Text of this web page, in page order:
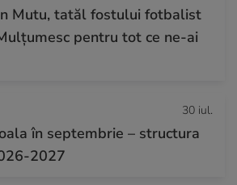
Mutu, tatăl fostului fotbalist
pentru tot ce ne-ai
30 iul.
în septembrie – structura
2027